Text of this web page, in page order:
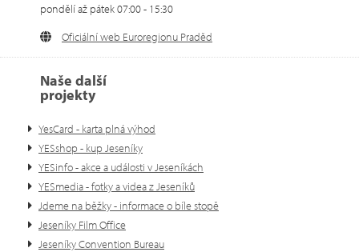
pondělí až pátek 07:00 - 15:30
Oficiální web Euroregionu Praděd
Naše další
projekty
YesCard - karta plná výhod
YESshop - kup Jeseníky
YESinfo - akce a události v Jeseníkách
YESmedia - fotky a videa z Jeseníků
Jdeme na běžky - informace o bíle stopě
Jeseníky Film Office
Jeseníky Convention Bureau